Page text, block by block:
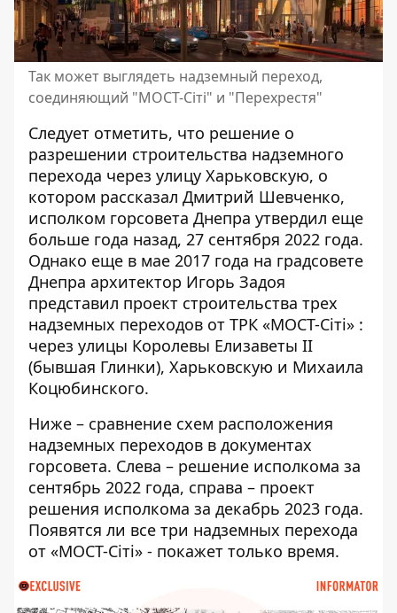
Так может выглядеть надземный переход,
соединяющий "МОСТ-Сіті" и "Перехрестя"
Следует отметить, что решение о
разрешении строительства надземного
перехода через улицу Харьковскую, о
котором рассказал Дмитрий Шевченко,
исполком горсовета Днепра утвердил еще
больше года назад, 27 сентября 2022 года.
Однако еще в мае 2017 года на градсовете
Днепра архитектор Игорь Задоя
представил проект строительства трех
надземных переходов от ТРК «МОСТ-Сіті» :
через улицы Королевы Елизаветы II
(бывшая Глинки), Харьковскую и Михаила
Коцюбинского.
Ниже – сравнение схем расположения
надземных переходов в документах
горсовета. Слева – решение исполкома за
сентябрь 2022 года, справа – проект
решения исполкома за декабрь 2023 года.
Появятся ли все три надземных перехода
от «МОСТ-Сіті» - покажет только время.